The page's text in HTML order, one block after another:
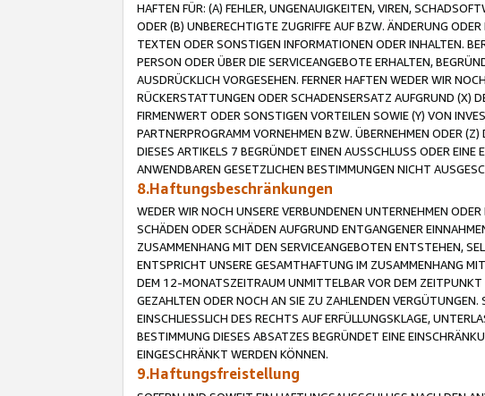
HAFTEN FÜR: (A) FEHLER, UNGENAUIGKEITEN, VIREN,
ODER (B) UNBERECHTIGTE ZUGRIFFE AUF BZW. ÄNDERUNG
TEXTEN ODER SONSTIGEN INFORMATIONEN ODER INHALTEN.
PERSON ODER ÜBER DIE SERVICEANGEBOTE ERHALTEN,
AUSDRÜCKLICH VORGESEHEN. FERNER HAFTEN WEDER WIR
RÜCKERSTATTUNGEN ODER SCHADENSERSATZ AUFGRUND (X)
FIRMENWERT ODER SONSTIGEN VORTEILEN SOWIE (Y) VON
PARTNERPROGRAMM VORNEHMEN BZW. ÜBERNEHMEN ODER
DIESES ARTIKELS 7 BEGRÜNDET EINEN AUSSCHLUSS ODER
ANWENDBAREN GESETZLICHEN BESTIMMUNGEN NICHT
8.Haftungsbeschränkungen
WEDER WIR NOCH UNSERE VERBUNDENEN UNTERNEHMEN
SCHÄDEN ODER SCHÄDEN AUFGRUND ENTGANGENER
ZUSAMMENHANG MIT DEN SERVICEANGEBOTEN ENTSTEHEN,
ENTSPRICHT UNSERE GESAMTHAFTUNG IM ZUSAMMENHANG
DEM 12-MONATSZEITRAUM UNMITTELBAR VOR DEM
GEZAHLTEN ODER NOCH AN SIE ZU ZAHLENDEN
EINSCHLIESSLICH DES RECHTS AUF ERFÜLLUNGSKLAGE,
BESTIMMUNG DIESES ABSATZES BEGRÜNDET EINE
EINGESCHRÄNKT WERDEN KÖNNEN.
9.Haftungsfreistellung